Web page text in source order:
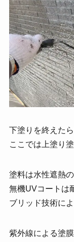
下塗りを終えた
ここでは上塗り
塗料は水性遮熱
無機UVコートは
ブリッド技術に
紫外線による塗